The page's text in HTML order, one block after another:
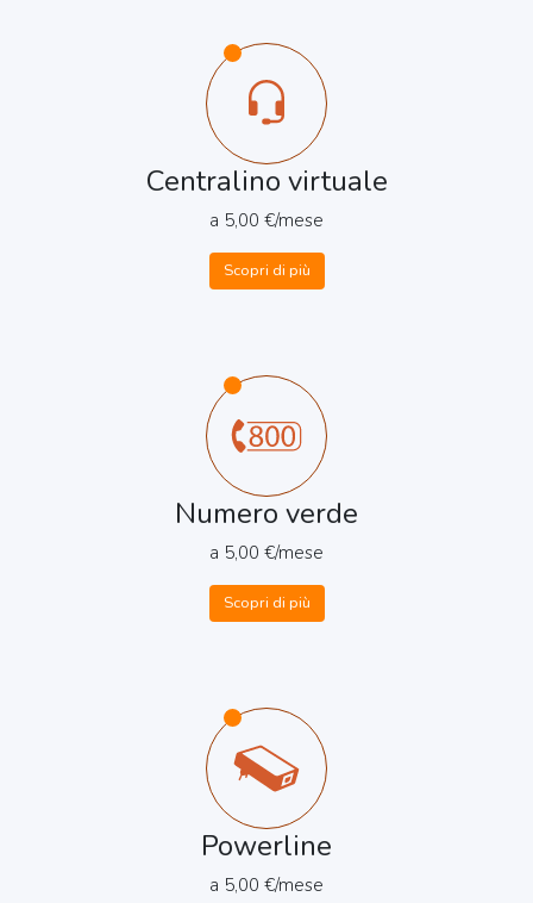
Centralino virtuale
a 5,00 €/mese
Scopri di più
Numero verde
a 5,00 €/mese
Scopri di più
Powerline
a 5,00 €/mese